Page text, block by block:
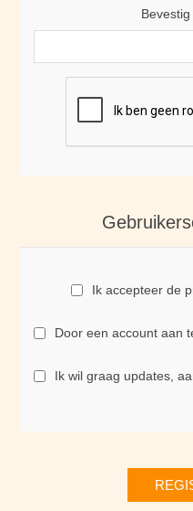
Ik accepteer de
Door een account aan
Ik wil graag updates,